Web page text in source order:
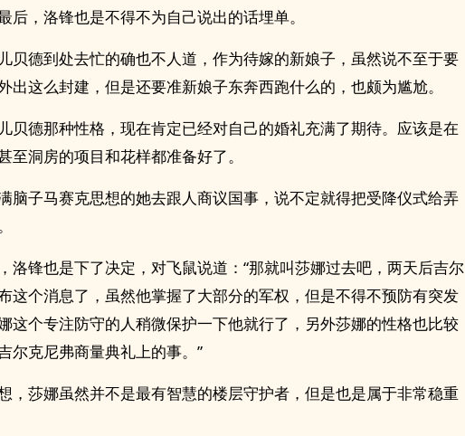
后，洛锋也是不得不为自己说出的话埋单。
贝德到处去忙的确也不人道，作为待嫁的新娘子，虽然说不至于要
出这么封建，但是还要准新娘子东奔西跑什么的，也颇为尴尬。
贝德那种性格，现在肯定已经对自己的婚礼充满了期待。应该是在
至洞房的项目和花样都准备好了。
脑子马赛克思想的她去跟人商议国事，说不定就得把受降仪式给弄
洛锋也是下了决定，对飞鼠说道：“那就叫莎娜过去吧，两天后吉尔
这个消息了，虽然他掌握了大部分的军权，但是不得不预防有突发
这个专注防守的人稍微保护一下他就行了，另外莎娜的性格也比较
尔克尼弗商量典礼上的事。”
，莎娜虽然并不是最有智慧的楼层守护者，但是也是属于非常稳重